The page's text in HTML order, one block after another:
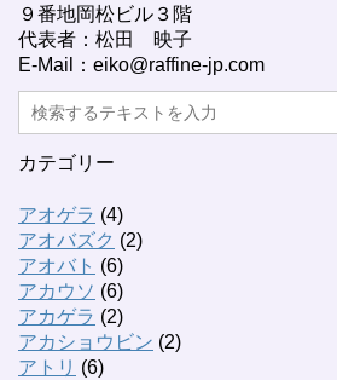
９番地岡松ビル３階
代表者：松田 映子
E-Mail：eiko@raffine-jp.com
カテゴリー
アオゲラ (4)
アオバズク (2)
アオバト (6)
アカウソ (6)
アカゲラ (2)
アカショウビン (2)
アトリ (6)